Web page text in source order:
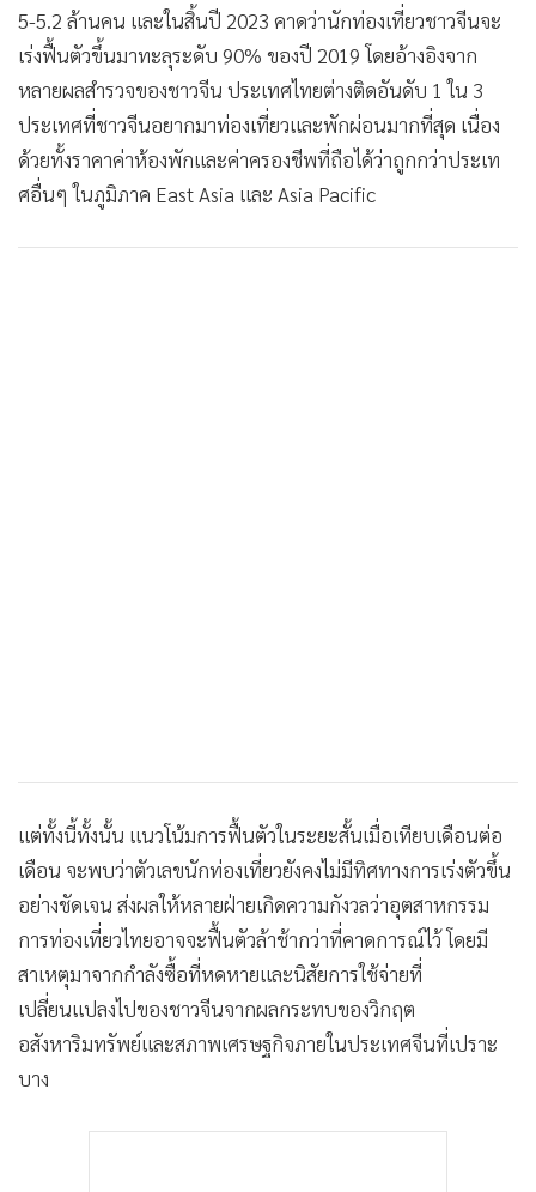
5-5.2 ล้านคน และในสิ้นปี 2023 คาดว่านักท่องเที่ยวชาวจีนจะ
เร่งฟื้นตัวขึ้นมาทะลุระดับ 90% ของปี 2019 โดยอ้างอิงจาก
หลายผลสำรวจของชาวจีน ประเทศไทยต่างติดอันดับ 1 ใน 3
ประเทศที่ชาวจีนอยากมาท่องเที่ยวและพักผ่อนมากที่สุด เนื่อง
ด้วยทั้งราคาค่าห้องพักและค่าครองชีพที่ถือได้ว่าถูกกว่าประเท
ศอื่นๆ ในภูมิภาค East Asia และ Asia Pacific
แต่ทั้งนี้ทั้งนั้น แนวโน้มการฟื้นตัวในระยะสั้นเมื่อเทียบเดือนต่อ
เดือน จะพบว่าตัวเลขนักท่องเที่ยวยังคงไม่มีทิศทางการเร่งตัวขึ้น
อย่างชัดเจน ส่งผลให้หลายฝ่ายเกิดความกังวลว่าอุตสาหกรรม
การท่องเที่ยวไทยอาจจะฟื้นตัวล้าช้ากว่าที่คาดการณ์ไว้ โดยมี
สาเหตุมาจากกำลังซื้อที่หดหายและนิสัยการใช้จ่ายที่
เปลี่ยนแปลงไปของชาวจีนจากผลกระทบของวิกฤต
อสังหาริมทรัพย์และสภาพเศรษฐกิจภายในประเทศจีนที่เปราะ
บาง